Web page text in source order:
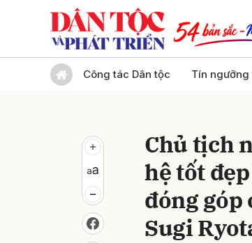
Công tác Dân tộc Tín
Chủ tịch
hệ tốt
đóng góp
Sugi